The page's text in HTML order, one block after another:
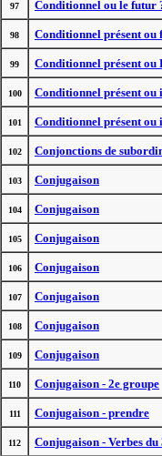
97 Conditionnel ou le futur
98 Conditionnel présent ou
99 Conditionnel présent ou
100 Conditionnel présent
101 Conditionnel présent
102 Conjonctions de
103 Conjugaison
104 Conjugaison
105 Conjugaison
106 Conjugaison
107 Conjugaison
108 Conjugaison
109 Conjugaison
110 Conjugaison - 2e groupe
111 Conjugaison - prendre
112 Conjugaison - Verbes du